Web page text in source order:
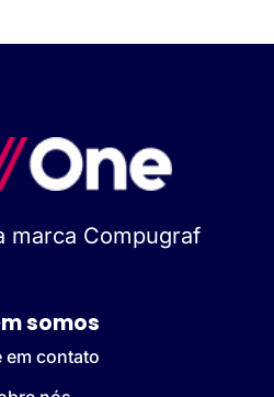
marca Compugraf
somos
em contato